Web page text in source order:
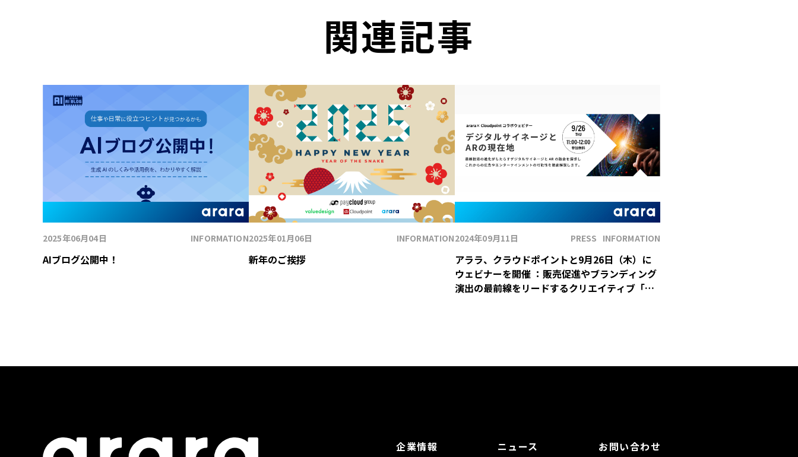
関連記事
2025年06月04日 INFORMATION
AIブログ公開中！
2025年01月06日 INFORMATION
新年のご挨拶
2024年09月11日 PRESS INFORMATION
アララ、クラウドポイントと9月26日（木）に
ウェビナーを開催 ：販売促進やブランディング
演出の最前線をリードするクリエイティブ「デ
企業情報 ニュース お問い合わせ